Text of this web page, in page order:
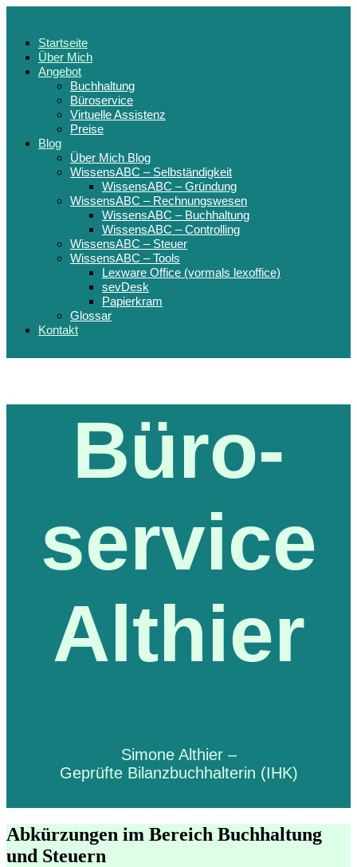
Startseite
Über Mich
Angebot
Buchhaltung
Büroservice
Virtuelle Assistenz
Preise
Blog
Über Mich Blog
WissensABC – Selbständigkeit
WissensABC – Gründung
WissensABC – Rechnungswesen
WissensABC – Buchhaltung
WissensABC – Controlling
WissensABC – Steuer
WissensABC – Tools
Lexware Office (vormals lexoffice)
sevDesk
Papierkram
Glossar
Kontakt
Büro-
service
Althier
Simone Althier –
Geprüfte Bilanzbuchhalterin (IHK)
Abkürzungen im Bereich Buchhaltung
und Steuern